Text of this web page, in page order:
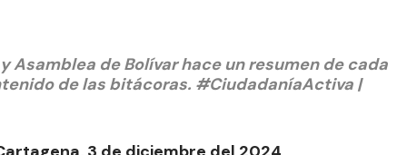
Asamblea de Bolívar hace un resumen de cada
de las bitácoras. #CiudadaníaActiva |